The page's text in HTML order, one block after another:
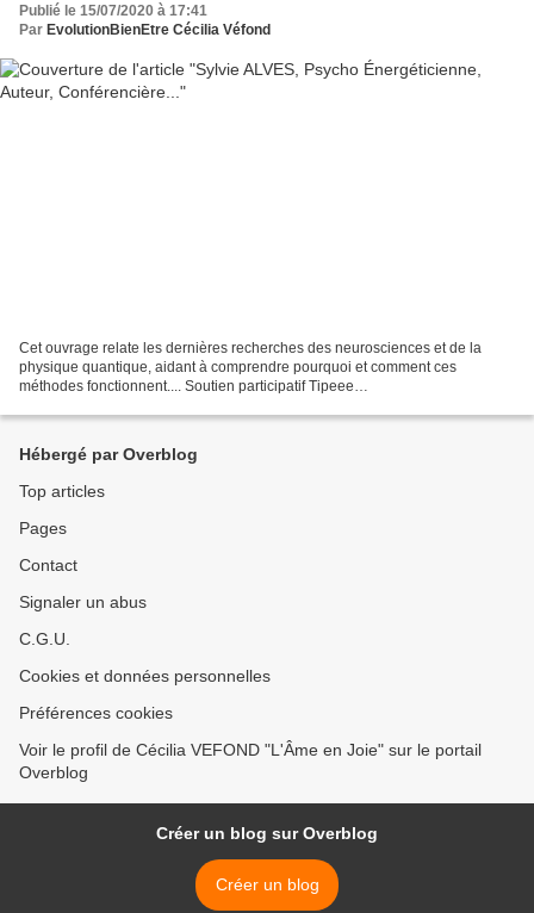
Publié le 15/07/2020 à 17:41
Par EvolutionBienEtre Cécilia Véfond
Cet ouvrage relate les dernières recherches des neurosciences et de la
physique quantique, aidant à comprendre pourquoi et comment ces
méthodes fonctionnent.... Soutien participatif Tipeee
Hébergé par Overblog
Top articles
Pages
Contact
Signaler un abus
C.G.U.
Cookies et données personnelles
Préférences cookies
Voir le profil de Cécilia VEFOND "L'Âme en Joie" sur le portail
Overblog
Créer un blog sur Overblog
Créer un blog